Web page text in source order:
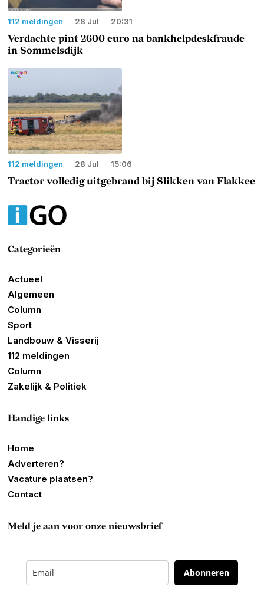
112 meldingen 28 Jul 20:31
Verdachte pint 2600 euro na bankhelpdeskfraude
in Sommelsdijk
112 meldingen 28 Jul 15:06
Tractor volledig uitgebrand bij Slikken van Flakkee
Categorieën
Actueel
Algemeen
Column
Sport
Landbouw & Visserij
112 meldingen
Column
Zakelijk & Politiek
Handige links
Home
Adverteren?
Vacature plaatsen?
Contact
Meld je aan voor onze nieuwsbrief
Abonneren